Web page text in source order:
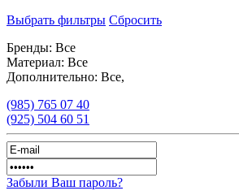
Выбрать фильтры Сбросить
Бренды: Все
Материал: Все
Дополнительно: Все,
(985) 765 07 40
(925) 504 60 51
Забыли Ваш пароль?